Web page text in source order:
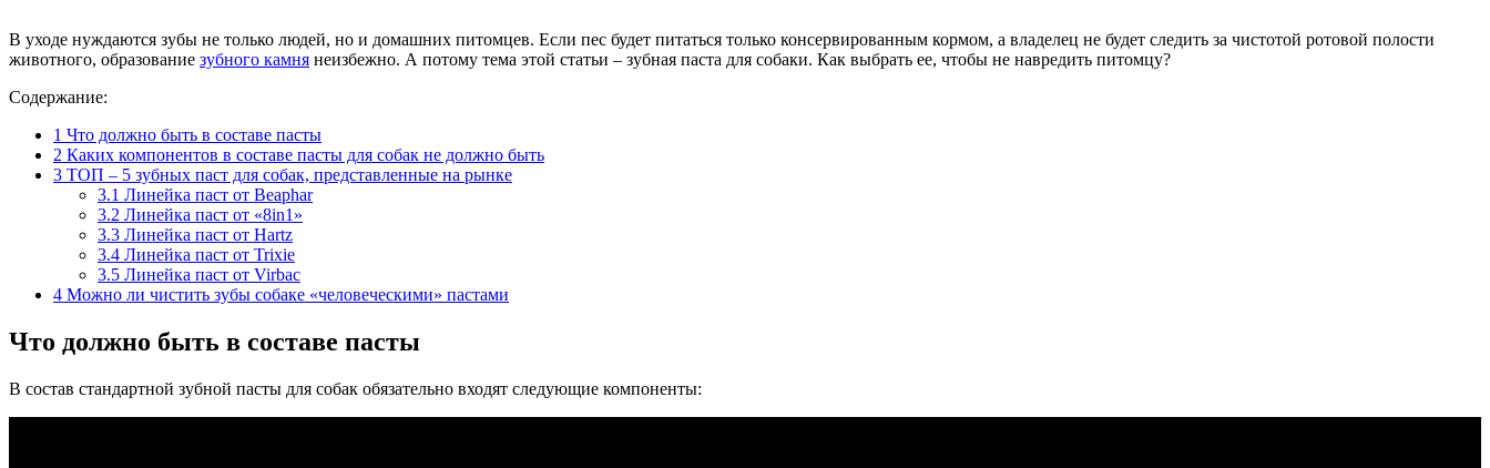
В уходе нуждаются зубы не только людей, но и домашних питомцев. Если пес будет питаться только консервированным кормом, а владелец не будет следить за чистотой ротовой полости
животного, образование зубного камня неизбежно. А потому тема этой статьи – зубная паста для собаки. Как выбрать ее, чтобы не навредить питомцу?
Содержание:
1 Что должно быть в составе пасты
2 Каких компонентов в составе пасты для собак не должно быть
3 ТОП – 5 зубных паст для собак, представленные на рынке
3.1 Линейка паст от Beaphar
3.2 Линейка паст от «8in1»
3.3 Линейка паст от Hartz
3.4 Линейка паст от Trixie
3.5 Линейка паст от Virbac
4 Можно ли чистить зубы собаке «человеческими» пастами
Что должно быть в составе пасты
В состав стандартной зубной пасты для собак обязательно входят следующие компоненты: